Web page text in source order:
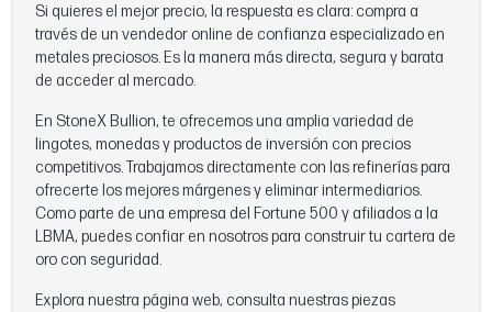
Si quieres el mejor precio, la respuesta es clara: compra a
través de un vendedor online de confianza especializado en
metales preciosos. Es la manera más directa, segura y barata
de acceder al mercado.
En StoneX Bullion, te ofrecemos una amplia variedad de
lingotes, monedas y productos de inversión con precios
competitivos. Trabajamos directamente con las refinerías para
ofrecerte los mejores márgenes y eliminar intermediarios.
Como parte de una empresa del Fortune 500 y afiliados a la
LBMA, puedes confiar en nosotros para construir tu cartera de
oro con seguridad.
Explora nuestra página web, consulta nuestras piezas